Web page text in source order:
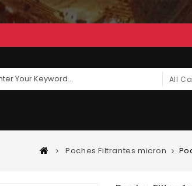
All
Poches Filtrantes micron